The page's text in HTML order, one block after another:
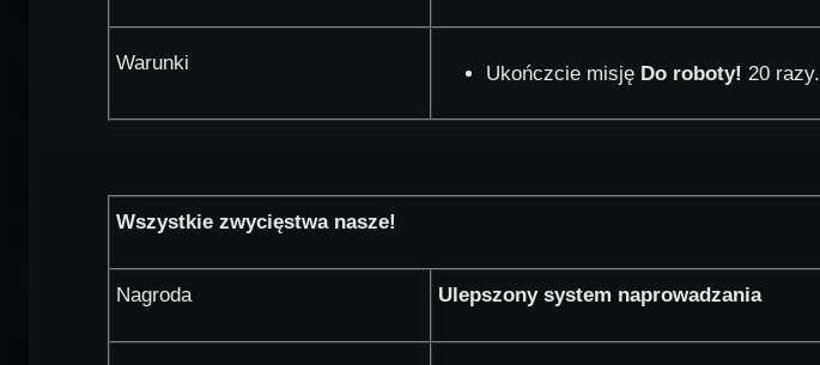
Warunki Ukończcie misję Do roboty! 20 razy.
Wszystkie zwycięstwa nasze!
Nagroda Ulepszony system naprowadzania